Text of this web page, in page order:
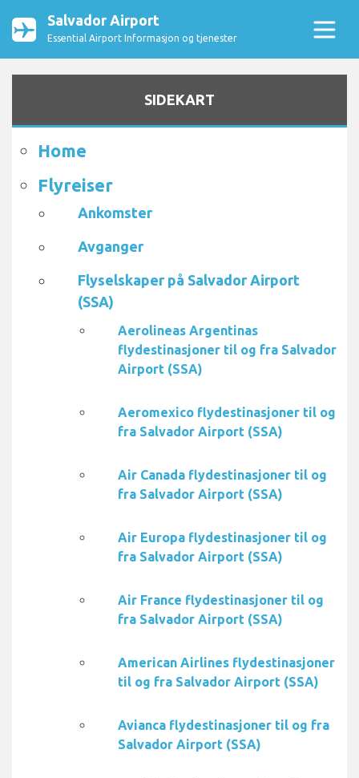
Salvador Airport
Essential Airport Informasjon og tjenester
SIDEKART
Home
Flyreiser
Ankomster
Avganger
Flyselskaper på Salvador Airport
(SSA)
Aerolineas Argentinas
flydestinasjoner til og fra Salvador
Airport (SSA)
Aeromexico flydestinasjoner til og
fra Salvador Airport (SSA)
Air Canada flydestinasjoner til og
fra Salvador Airport (SSA)
Air Europa flydestinasjoner til og
fra Salvador Airport (SSA)
Air France flydestinasjoner til og
fra Salvador Airport (SSA)
American Airlines flydestinasjoner
til og fra Salvador Airport (SSA)
Avianca flydestinasjoner til og fra
Salvador Airport (SSA)